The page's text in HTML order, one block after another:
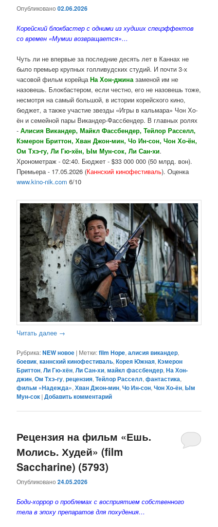
Опубликовано02.06.2026
Корейский блокбастер с одними из худших спецэффектов
со времен «Мумии возвращается»…
Чуть ли не впервые за последние десять лет в Каннах не
было премьер крупных голливудских студий. И почти 3-х
часовой фильм корейцаНа Хон-джиназаменой им не
назовешь. Блокбастером, если честно, его не назовешь тоже,
несмотря на самый большой, в истории корейского кино,
бюджет, а также участие звезды «Игры в кальмара» Чон Хо-
ён и семейной пары Викандер-Фассбендер. В главных ролях
-Алисия Викандер, Майкл Фассбендер, Тейлор Расселл,
Кэмерон Бриттон, Хван Джон-мин, Чо Ин-сон, Чон Хо-ён,
Ом Тхэ-гу, Ли Гю-хён, Ым Мун-сок, Ли Сан-хи.
Хронометраж - 02:40. Бюджет - $33 000 000 (50 млрд. вон).
Премьера - 17.05.2026 (Каннский кинофестиваль). Оценка
www.kino-nik.com 6/10
Читать далее →
Рубрика:NEW новое | Метки:film Hope,алисия викандер,
боевик,каннский кинофестиваль,Корея Южная,Кэмерон
Бриттон,Ли Гю-хён,Ли Сан-хи,майкл фассбендер,На Хон-
джин,Ом Тхэ-гу,рецензия,Тейлор Расселл,фантастика,
фильм «Надежда»,Хван Джон-мин,Чо Ин-сон,Чон Хо-ён,Ым
Мун-сок |Добавить комментарий
Рецензия на фильм «Ешь.
Молись. Худей» (film
Saccharine) (5793)
Опубликовано24.05.2026
Боди-хоррор о проблемах с восприятием собственного
тела в эпоху препаратов для похудения…